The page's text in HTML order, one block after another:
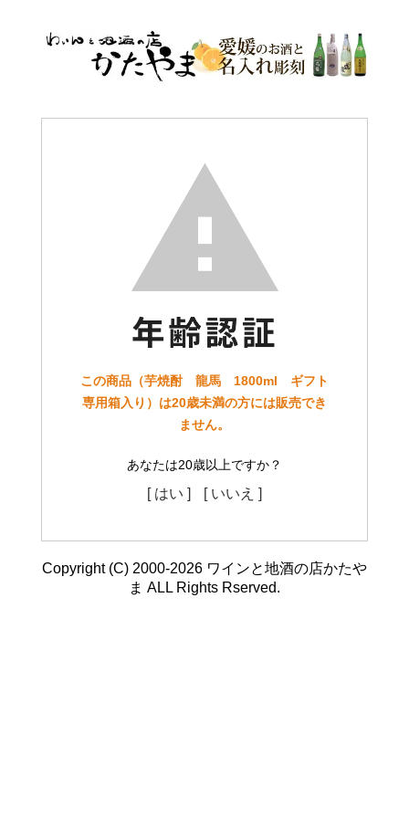
この商品（芋焼酎 龍馬 1800ml ギフト
専用箱入り）は20歳未満の方には販売でき
ません。
あなたは20歳以上ですか？
[ はい ] [ いいえ ]
Copyright (C) 2000-2026 ワインと地酒の店かたや
ま ALL Rights Rserved.